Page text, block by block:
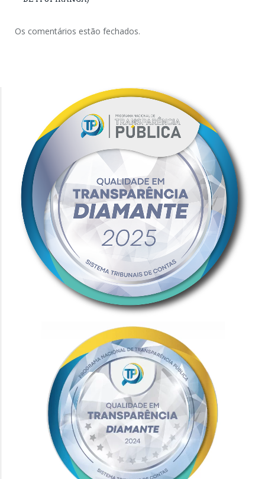
Os comentários estão fechados.